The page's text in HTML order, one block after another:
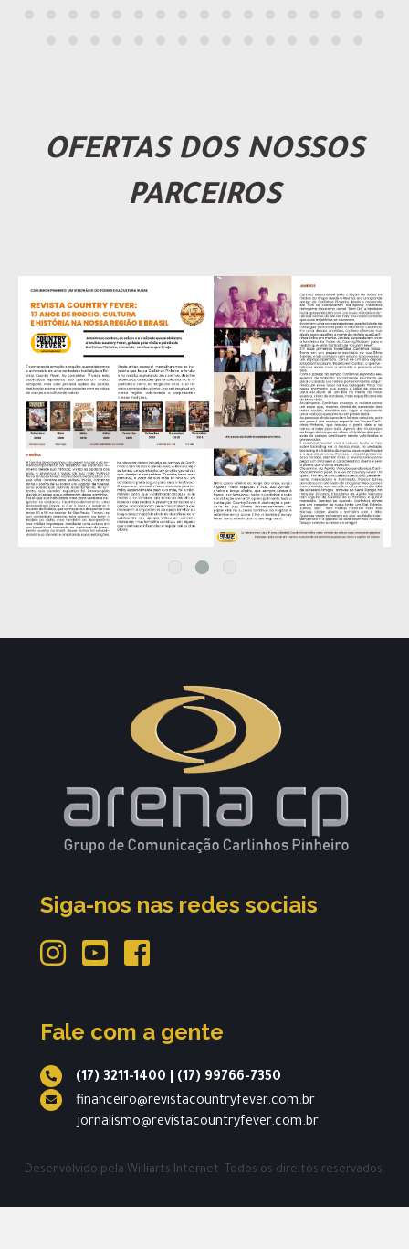
OFERTAS DOS NOSSOS
PARCEIROS
Siga-nos nas redes sociais
Fale com a gente
(17) 3211-1400
(17) 99766-7350
financeiro@revistacountryfever.com.br
jornalismo@revistacountryfever.com.br
Desenvolvido pela Williarts Internet. Todos os direitos reservados.